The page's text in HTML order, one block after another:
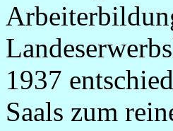
1937
Saals zum